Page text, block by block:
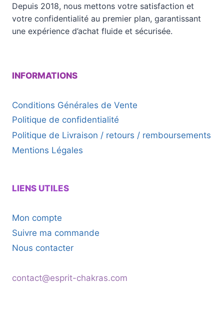
Depuis 2018, nous mettons votre satisfaction et
votre confidentialité au premier plan, garantissant
une expérience d’achat fluide et sécurisée.
INFORMATIONS
Conditions Générales de Vente
Politique de confidentialité
Politique de Livraison / retours / remboursements
Mentions Légales
LIENS UTILES
Mon compte
Suivre ma commande
Nous contacter
contact@esprit-chakras.com